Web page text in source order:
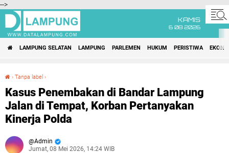
-->
KAMIS
6 08 2026
LAMPUNG SELATAN LAMPUNG PARLEMEN HUKUM PERISTIWA
› Tanpa label ›
Kasus Penembakan di Bandar Lampung
Jalan di Tempat, Korban Pertanyakan
Kinerja Polda
Admin
Jumat, 08 Mei 2026, 14:24 WIB